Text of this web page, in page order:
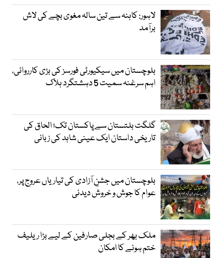
لاہور: کاہنہ سے تین سالہ مغوی بچے کی لاش
برآمد
بلوچستان میں سیکیورٹی فورسز کی بڑی کارروائی،
اہم سرغنہ سمیت 5 دہشتگرد ہلاک
گلگت بلتستان سے پاکستان تک؛ الحاق کی
تاریخی داستان ایک عینی شاہد کی زبانی
بلوچستان میں جشنِ آزادی کی تیاریاں عروج پر،
عوام کا جوش و خروش دیدنی
ملک بھر کے بجلی صارفین کے لیے بڑا ریلیف
ختم ہونے کا امکان